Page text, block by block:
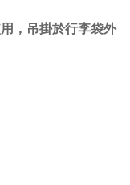
，吊掛於行李袋外